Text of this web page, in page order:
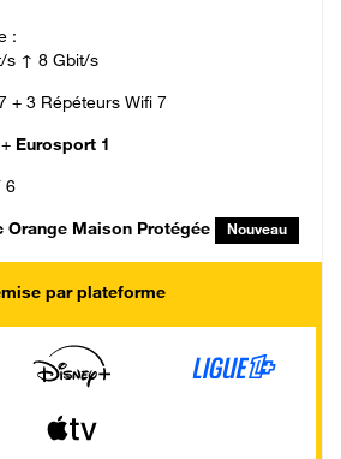
:
s ↑ 8 Gbit/s
+ 3 Répéteurs Wifi 7
Eurosport 1
6
Orange Maison Protégée Nouveau
par plateforme